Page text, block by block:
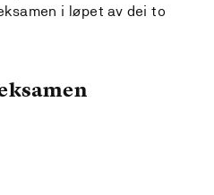
i løpet av dei to